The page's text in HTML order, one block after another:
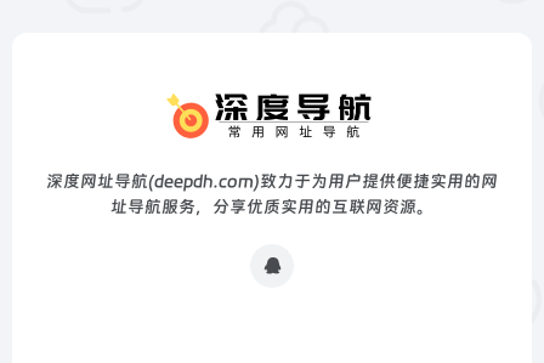
深度网址导航(deepdh.com)致力于为用户提供便捷实用的网
址导航服务，分享优质实用的互联网资源。